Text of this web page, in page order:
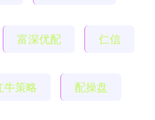
富深优配 仁信
牛策略 配操盘